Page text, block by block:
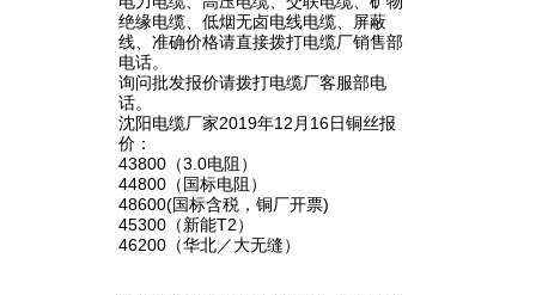
绝缘电缆、低烟无卤电线电缆、屏蔽
线、准确价格请直接拨打电缆厂销售部
电话。
询问批发报价请拨打电缆厂客服部电
话。
沈阳电缆厂家2019年12月16日铜丝报
价：
43800（3.0电阻）
44800（国标电阻）
48600(国标含税，铜厂开票)
45300（新能T2）
46200（华北／大无缝）